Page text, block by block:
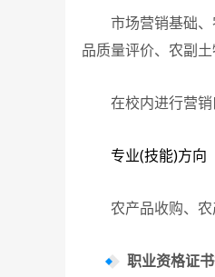
市场营销基础、
品质量评价、农副
在校内进行营销
专业(技能)方向
农产品收购、农
职业资格证